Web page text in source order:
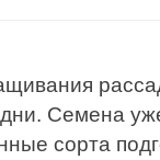
Семена
сорта